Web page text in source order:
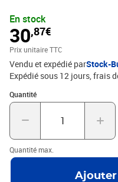
En stock
30,87€
Prix unitaire TTC
Vendu et expédié parStock-
Expédié sous 12 jours, frais
Quantité
Quantité : 1
Quantité max.
Ajouter